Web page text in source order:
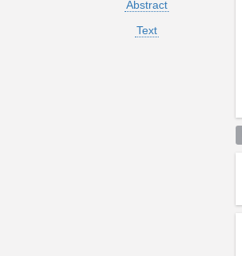
Abstract
Text